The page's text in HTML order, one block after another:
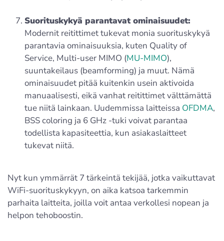
Suorituskykyä parantavat ominaisuudet:
Modernit reitittimet tukevat monia suorituskykyä
parantavia ominaisuuksia, kuten Quality of
Service, Multi-user MIMO (MU-MIMO),
suuntakeilaus (beamforming) ja muut. Nämä
ominaisuudet pitää kuitenkin usein aktivoida
manuaalisesti, eikä vanhat reitittimet välttämättä
tue niitä lainkaan. Uudemmissa laitteissa OFDMA,
BSS coloring ja 6 GHz -tuki voivat parantaa
todellista kapasiteettia, kun asiakaslaitteet
tukevat niitä.
Nyt kun ymmärrät 7 tärkeintä tekijää, jotka vaikuttavat
WiFi-suorituskykyyn, on aika katsoa tarkemmin
parhaita laitteita, joilla voit antaa verkollesi nopean ja
helpon tehoboostin.